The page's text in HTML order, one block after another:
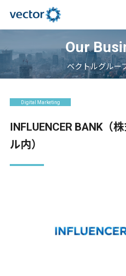
Our
ベクトルグルー
Digital Marketing
INFLUENCER BANK（
ル内）